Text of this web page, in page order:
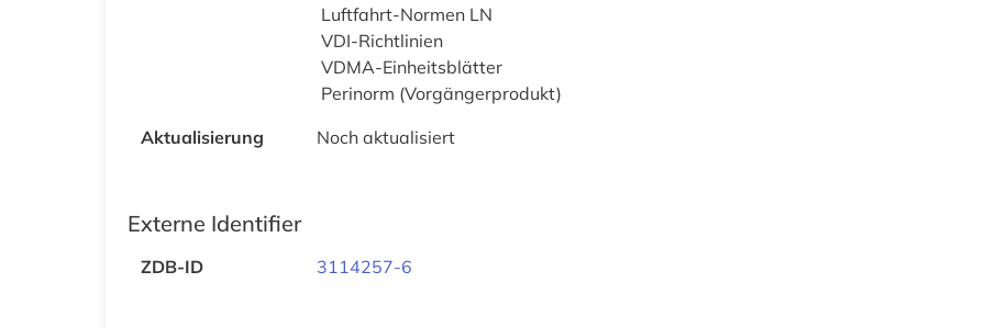
Luftfahrt-Normen LN
VDI-Richtlinien
VDMA-Einheitsblätter
Perinorm (Vorgängerprodukt)
Aktualisierung
Noch aktualisiert
Externe Identifier
ZDB-ID 3114257-6